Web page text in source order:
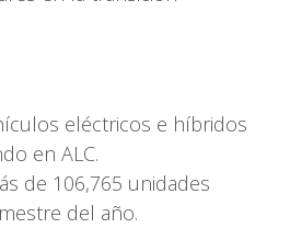
eléctricos e híbridos
en ALC.
de 106,765 unidades
del año.